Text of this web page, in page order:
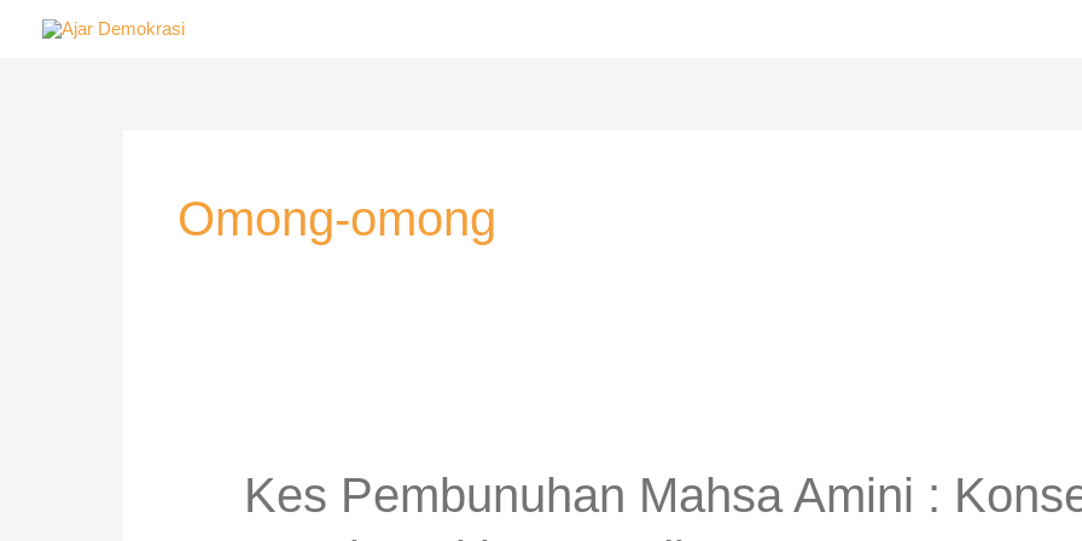
Omong-omong
Kes Pembunuhan Mahsa Amini :
Mahsa
Amini